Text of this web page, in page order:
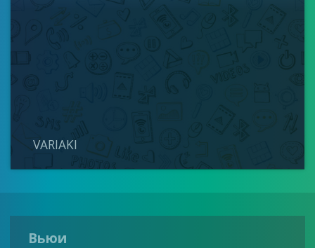
VARIAKI
Вьюи